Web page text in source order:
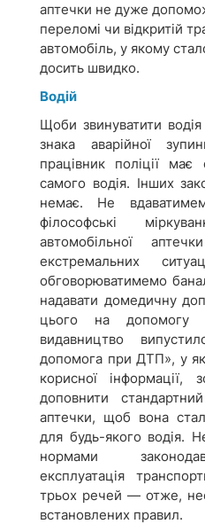
аптечки не дуже
переломі чи відкритій
автомобіль, у якому
досить швидко.
Водій
Щоби звинуватити водія
знака аварійної
працівник поліції має
самого водія. Інших
немає. Не
філософські
автомобільної
екстремальних
обговорюватимемо
надавати домедичну
цього на допомогу
видавництво
допомога при ДТП», у
корисної
доповнити
аптечки, щоб вона
для будь-якого водія.
нормами
експлуатація
трьох речей — отже,
встановлених правил.